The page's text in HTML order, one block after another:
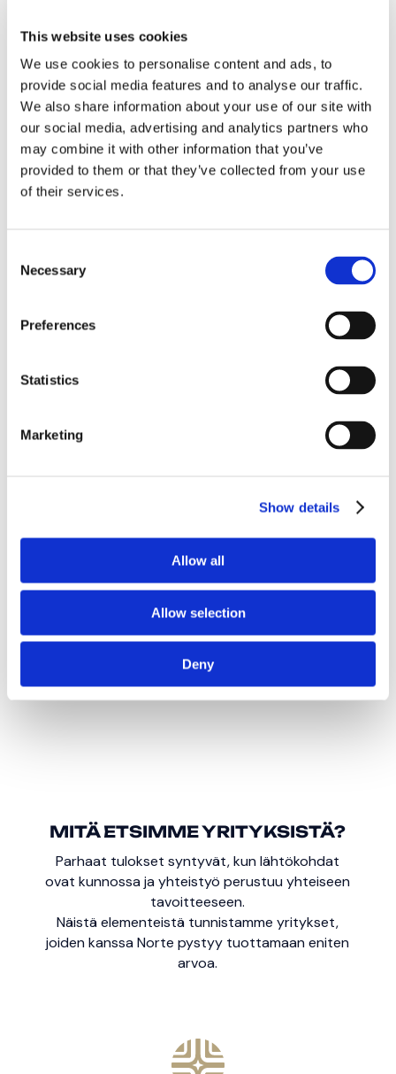
This website uses cookies
We use cookies to personalise content and ads, to
provide social media features and to analyse our traffic.
We also share information about your use of our site with
our social media, advertising and analytics partners who
may combine it with other information that you’ve
provided to them or that they’ve collected from your use
of their services.
Selection
Necessary
Preferences
Statistics
Marketing
Show details
Allow all
Allow selection
Deny
dataroomissa sekä
asti.
MITÄ ETSIMME YRITYKSISTÄ?
Parhaat tulokset syntyvät, kun lähtökohdat
ovat kunnossa ja yhteistyö perustuu yhteiseen
tavoitteeseen.
Näistä elementeistä tunnistamme yritykset,
joiden kanssa Norte pystyy tuottamaan eniten
arvoa.